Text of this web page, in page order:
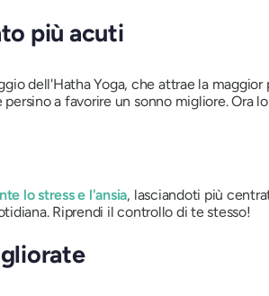
più acuti
dell'Hatha Yoga, che attrae la
a favorire un sonno migliore. Ora
lo stress e l'ansia, lasciandoti più
Riprendi il controllo di te stesso!